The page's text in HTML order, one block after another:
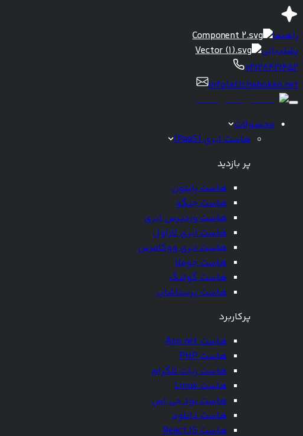
راهنما
پشتیبانی
02128421452
info(at)chabokan.net
محصولات
هاست ابری (PaaS)
پر بازدید
هاست پایتون
هاست جنگو
هاست وردپرس ابری
هاست ابری لاراول
هاست ابری ووکامرس
هاست جوملا
هاست گولنگ
هاست پرستاشاپ
پرکاربرد
هاست Asp.net
هاست PHP
هاست ربات تلگرام
هاست Linux
هاست نود جی اس
هاست دانلود
هاست ReactJS